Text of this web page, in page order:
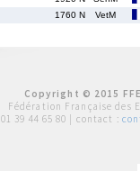
1760 N VetM
Copyright © 2015
Fédération Française des
01 39 44 65 80 | contact :